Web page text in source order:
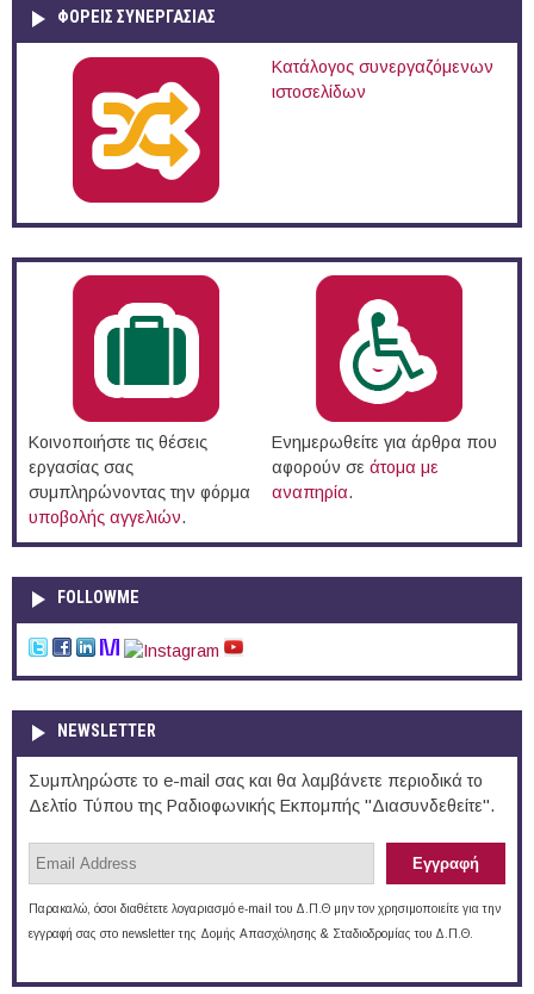
ΦΟΡΕΙΣ ΣΥΝΕΡΓΑΣΙΑΣ
Κατάλογος συνεργαζόμενων
ιστοσελίδων
Κοινοποιήστε τις θέσεις
εργασίας σας
συμπληρώνοντας την φόρμα
υποβολής αγγελιών.
Ενημερωθείτε για άρθρα που
αφορούν σε άτομα με
αναπηρία.
FOLLOWME
NEWSLETTER
Συμπληρώστε το e-mail σας και θα λαμβάνετε περιοδικά το
Δελτίο Τύπου της Ραδιοφωνικής Εκπομπής "Διασυνδεθείτε".
Παρακαλώ, όσοι διαθέτετε λογαριασμό e-mail του Δ.Π.Θ μην τον χρησιμοποιείτε για την
εγγραφή σας στο newsletter της Δομής Απασχόλησης & Σταδιοδρομίας του Δ.Π.Θ.